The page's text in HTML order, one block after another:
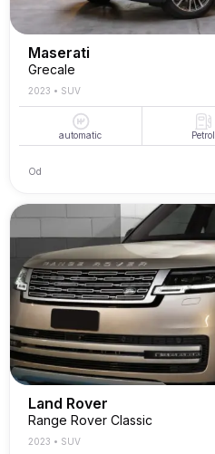
Maserati
Grecale
2023 • SUV
automatic Petrol
Od
Land Rover
Range Rover Classic
2023 • SUV